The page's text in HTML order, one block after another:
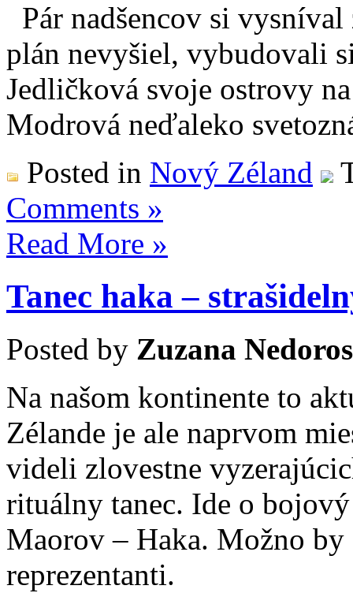
Pár nadšencov si
plán nevyšiel, vybudovali
Jedličková svoje ostrovy
Modrová neďaleko
Posted in Nový Zéland
Comments »
Read More »
Tanec haka –
Posted by Zuzana
Na našom kontinente to
Zélande je ale naprvom
videli zlovestne
rituálny tanec. Ide o
Maorov – Haka. Možno
reprezentanti.